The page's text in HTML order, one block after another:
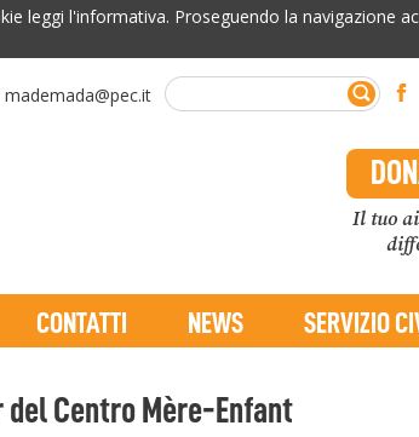
leggi l'informativa. Proseguendo la navigazione
Il tuo
CONTATTI NEWS SERVIZIO
Centro Mère-Enfant